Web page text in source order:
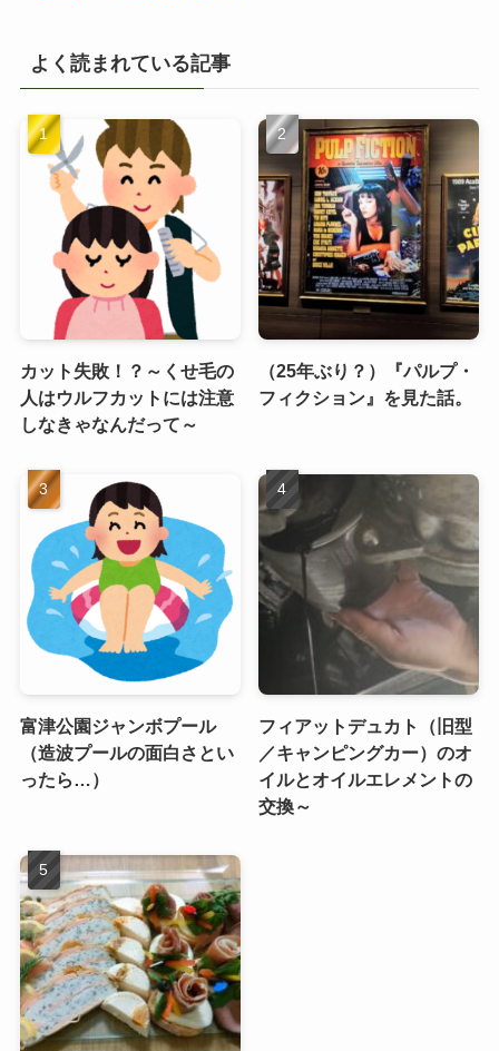
よく読まれている記事
カット失敗！？～くせ毛の
人はウルフカットには注意
しなきゃなんだって～
（25年ぶり？）『パルプ・
フィクション』を見た話。
富津公園ジャンボプール
（造波プールの面白さとい
ったら…）
フィアットデュカト（旧型
／キャンピングカー）のオ
イルとオイルエレメントの
交換～